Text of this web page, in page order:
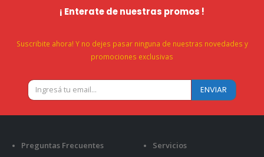
¡ Enterate de nuestras promos !
Suscribite ahora! Y no dejes pasar ninguna de nuestras novedades y
promociones exclusivas
Preguntas Frecuentes
Servicios